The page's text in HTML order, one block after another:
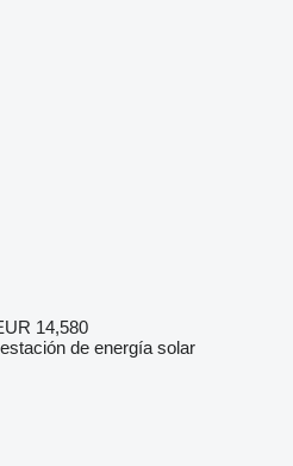
14,580
de energía solar